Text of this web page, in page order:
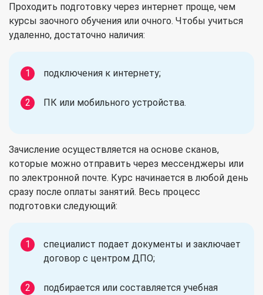
Проходить подготовку через интернет проще, чем
курсы заочного обучения или очного. Чтобы учиться
удаленно, достаточно наличия:
подключения к интернету;
ПК или мобильного устройства.
Зачисление осуществляется на основе сканов,
которые можно отправить через мессенджеры или
по электронной почте. Курс начинается в любой день
сразу после оплаты занятий. Весь процесс
подготовки следующий:
специалист подает документы и заключает
договор с центром ДПО;
подбирается или составляется учебная